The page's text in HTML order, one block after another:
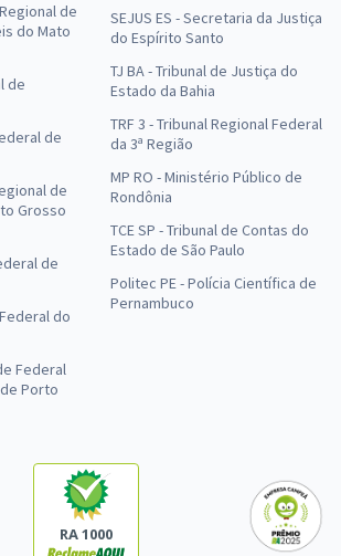
de
do Mato
de
de
de
Grosso
de
do
Federal
Porto
SEJUS ES - Secretaria da Justiça
do Espírito Santo
TJ BA - Tribunal de Justiça do
Estado da Bahia
TRF 3 - Tribunal Regional Federal
da 3ª Região
MP RO - Ministério Público de
Rondônia
TCE SP - Tribunal de Contas do
Estado de São Paulo
Politec PE - Polícia Científica de
Pernambuco
RA 1000